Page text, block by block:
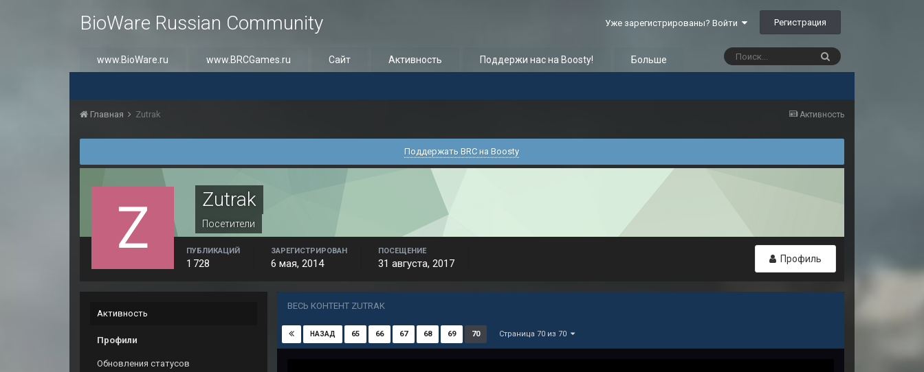
BioWare Russian Community Уже зарегистрированы? Войти Регистрация
www.BioWare.ru www.BRCGames.ru Сайт Активность Поддержи нас на Boosty! Больше
Активность
Главная Zutrak
Поддержать BRC на Boosty
Zutrak
Посетители
Профиль
ПУБЛИКАЦИЙ
1 728
ЗАРЕГИСТРИРОВАН
6 мая, 2014
ПОСЕЩЕНИЕ
31 августа, 2017
Активность
Профили
Обновления статусов
ВЕСЬ КОНТЕНТ ZUTRAK
НАЗАД 65 66 67 68 69 70 Страница 70 из 70